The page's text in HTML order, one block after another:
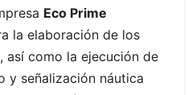
Eco Prime
la elaboración de los
así como la ejecución de
y señalización náutica